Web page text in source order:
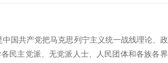
国共产党把马克思列宁主义统一战线理论、
民主党派、无党派人士、人民团体和各族各